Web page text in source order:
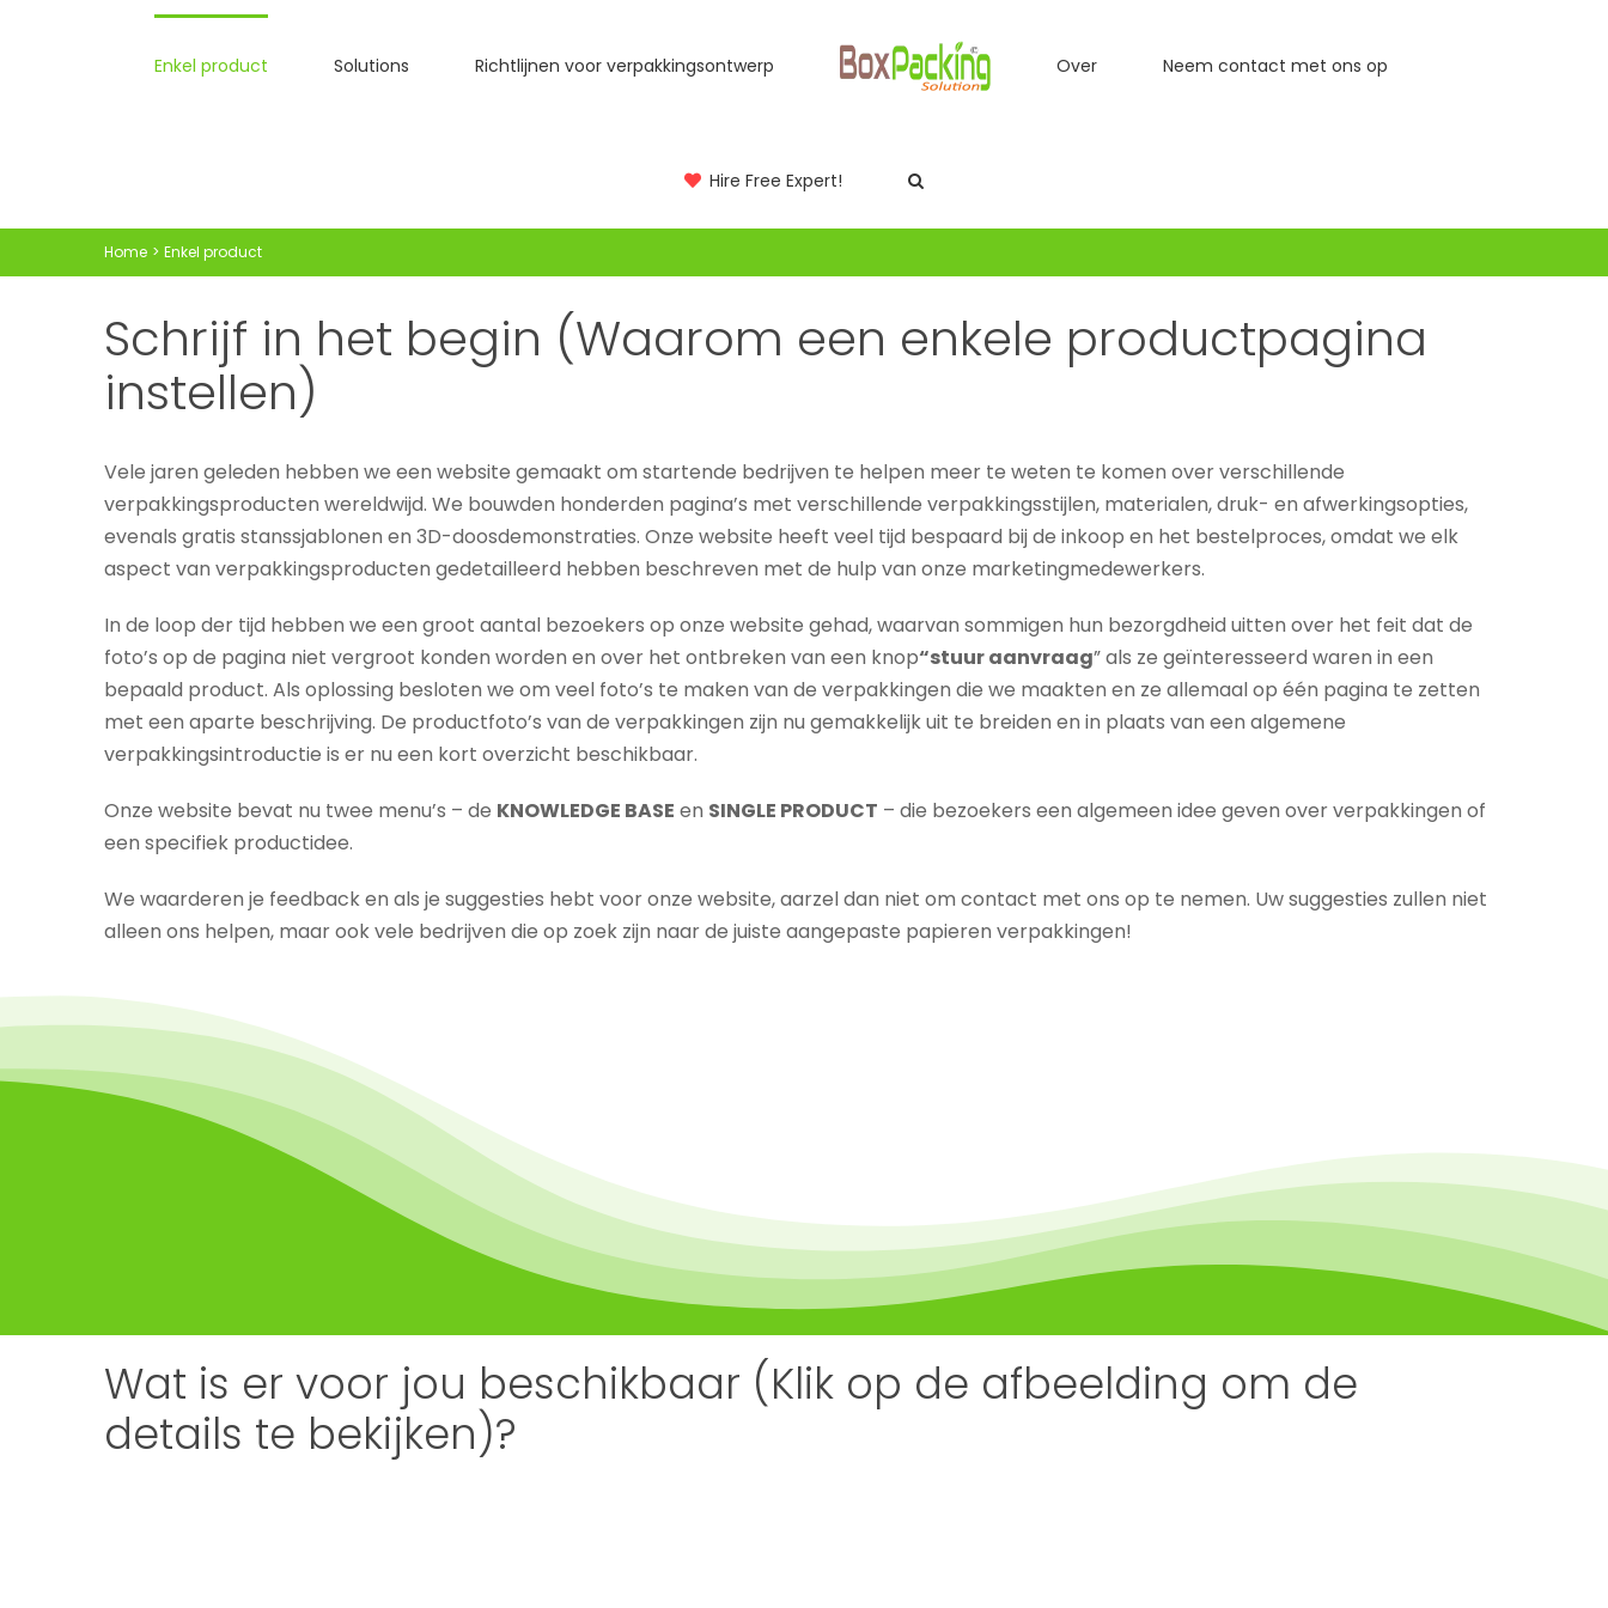
Enkel product Solutions Richtlijnen voor verpakkingsontwerp Over Neem contact met ons op
Hire Free Expert!
Home Enkel product
Schrijf in het begin (Waarom een enkele productpagina
instellen)
Vele jaren geleden hebben we een website gemaakt om startende bedrijven te helpen meer te weten te komen over verschillende
verpakkingsproducten wereldwijd. We bouwden honderden pagina’s met verschillende verpakkingsstijlen, materialen, druk- en afwerkingsopties,
evenals gratis stanssjablonen en 3D-doosdemonstraties. Onze website heeft veel tijd bespaard bij de inkoop en het bestelproces, omdat we elk
aspect van verpakkingsproducten gedetailleerd hebben beschreven met de hulp van onze marketingmedewerkers.
In de loop der tijd hebben we een groot aantal bezoekers op onze website gehad, waarvan sommigen hun bezorgdheid uitten over het feit dat de
foto’s op de pagina niet vergroot konden worden en over het ontbreken van een knop“stuur aanvraag” als ze geïnteresseerd waren in een
bepaald product. Als oplossing besloten we om veel foto’s te maken van de verpakkingen die we maakten en ze allemaal op één pagina te zetten
met een aparte beschrijving. De productfoto’s van de verpakkingen zijn nu gemakkelijk uit te breiden en in plaats van een algemene
verpakkingsintroductie is er nu een kort overzicht beschikbaar.
Onze website bevat nu twee menu’s – de KNOWLEDGE BASE en SINGLE PRODUCT – die bezoekers een algemeen idee geven over verpakkingen of
een specifiek productidee.
We waarderen je feedback en als je suggesties hebt voor onze website, aarzel dan niet om contact met ons op te nemen. Uw suggesties zullen niet
alleen ons helpen, maar ook vele bedrijven die op zoek zijn naar de juiste aangepaste papieren verpakkingen!
Wat is er voor jou beschikbaar (Klik op de afbeelding om de
details te bekijken)?